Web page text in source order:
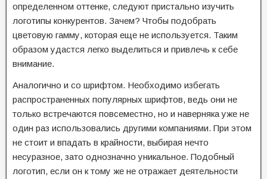
определенном оттенке, следуют пристально изучить
логотипы конкурентов. Зачем? Чтобы подобрать
цветовую гамму, которая еще не используется. Таким
образом удастся легко выделиться и привлечь к себе
внимание.
Аналогично и со шрифтом. Необходимо избегать
распространенных популярных шрифтов, ведь они не
только встречаются повсеместно, но и наверняка уже не
один раз использовались другими компаниями. При этом
не стоит и впадать в крайности, выбирая нечто
несуразное, зато однозначно уникальное. Подобный
логотип, если он к тому же не отражает деятельности